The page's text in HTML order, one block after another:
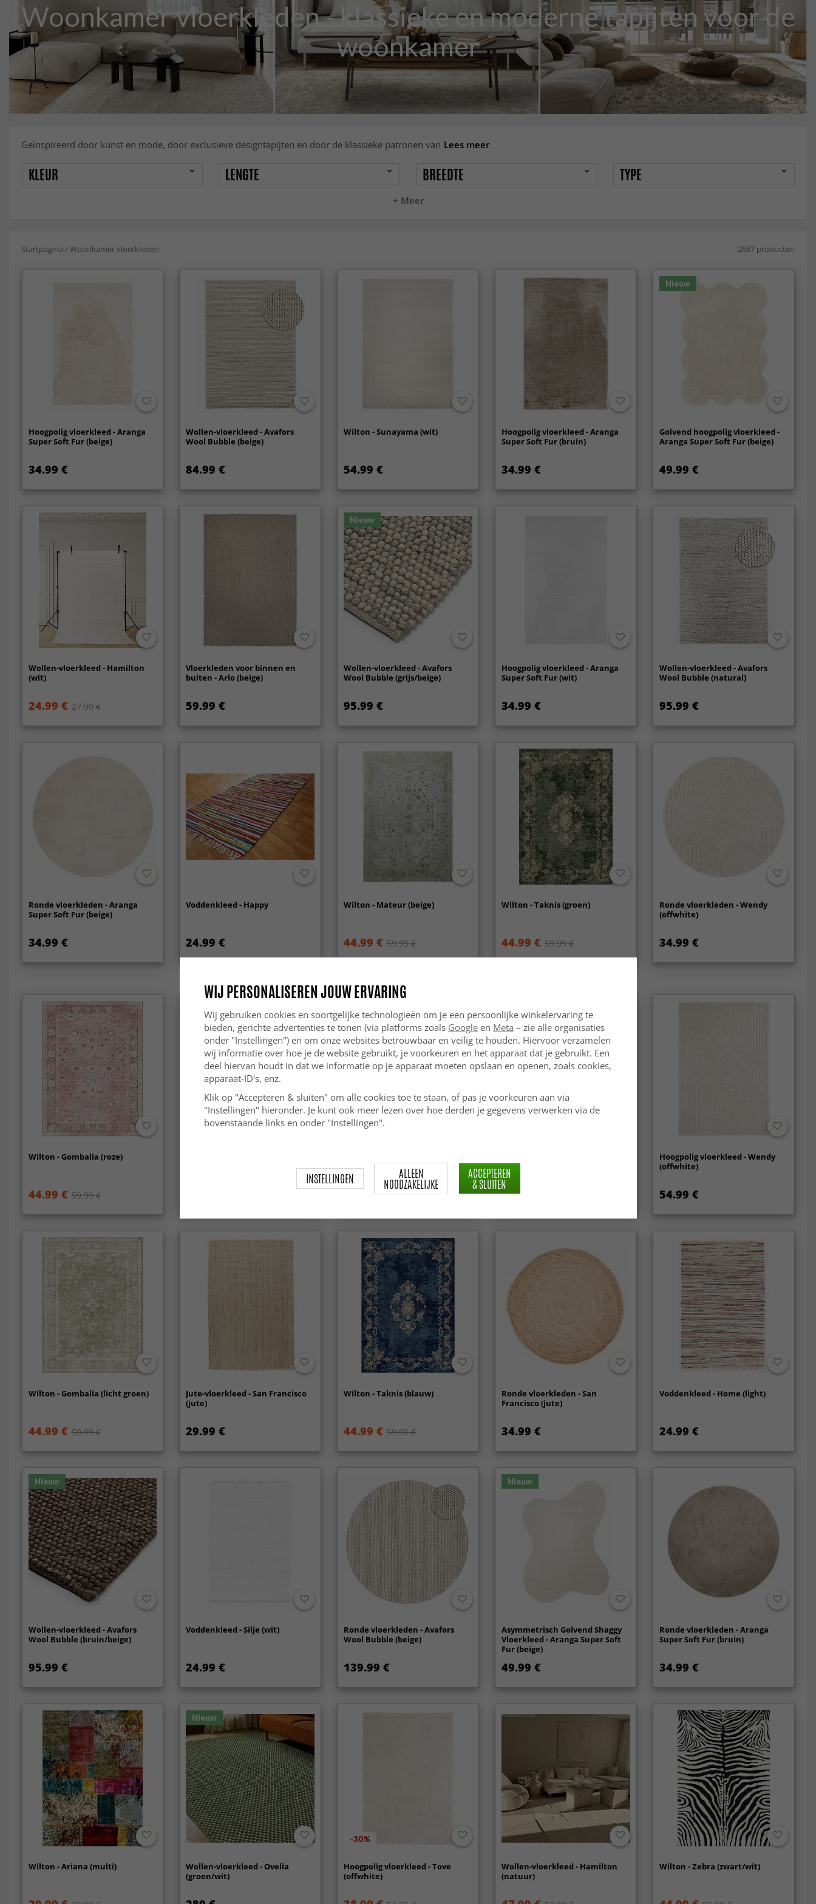
Woonkamer vloerkleden - klassieke en moderne tapijten voor de
woonkamer
Geïnspireerd door kunst en mode, door exclusieve designtapijten en door de klassieke patronen van Lees meer
+ Meer
KLEUR LENGTE BREEDTE TYPE
Startpagina /Woonkamer vloerkleden 2687 producten
Hoogpolig vloerkleed - Aranga
Super Soft Fur (beige)
34.99 €
Wollen-vloerkleed - Avafors
Wool Bubble (beige)
84.99 €
Wilton - Sunayama (wit)
54.99 €
Hoogpolig vloerkleed - Aranga
Super Soft Fur (bruin)
34.99 €
Nieuw
Golvend hoogpolig vloerkleed -
Aranga Super Soft Fur (beige)
49.99 €
Wollen-vloerkleed - Hamilton
(wit)
24.99 € 27.99 €
Vloerkleden voor binnen en
buiten - Arlo (beige)
59.99 €
Nieuw
Wollen-vloerkleed - Avafors
Wool Bubble (grijs/beige)
95.99 €
Hoogpolig vloerkleed - Aranga
Super Soft Fur (wit)
34.99 €
Wollen-vloerkleed - Avafors
Wool Bubble (natural)
95.99 €
Ronde vloerkleden - Aranga
Super Soft Fur (beige)
34.99 €
Voddenkleed - Happy
24.99 €
Wilton - Mateur (beige)
44.99 € 59.99 €
Wilton - Taknis (groen)
44.99 € 59.99 €
Ronde vloerkleden - Wendy
(offwhite)
34.99 €
Wilton - Gombalia (roze)
44.99 € 59.99 € 44.99 € 59.99 €
Super Soft (offwhite)
39.99 €
Hoogpolig vloerkleed - Wendy
(offwhite)
54.99 €
Wilton - Gombalia (licht groen)
44.99 € 59.99 €
Jute-vloerkleed - San Francisco
(jute)
29.99 €
Wilton - Taknis (blauw)
44.99 € 59.99 €
Ronde vloerkleden - San
Francisco (jute)
34.99 €
Voddenkleed - Home (light)
24.99 €
Nieuw
Wollen-vloerkleed - Avafors
Wool Bubble (bruin/beige)
95.99 €
Voddenkleed - Silje (wit)
24.99 €
Ronde vloerkleden - Avafors
Wool Bubble (beige)
139.99 €
Nieuw
Asymmetrisch Golvend Shaggy
Vloerkleed - Aranga Super Soft
Fur (beige)
49.99 €
Ronde vloerkleden - Aranga
Super Soft Fur (bruin)
34.99 €
Wilton - Ariana (multi)
Nieuw
Wollen-vloerkleed - Ovelia
(groen/wit)
-30%
Hoogpolig vloerkleed - Tove
(offwhite)
Wollen-vloerkleed - Hamilton
(natuur)
Wilton - Zebra (zwart/wit)
WIJ PERSONALISEREN JOUW ERVARING
Wij gebruiken cookies en soortgelijke technologieën om je een persoonlijke winkelervaring te
bieden, gerichte advertenties te tonen (via platforms zoals Googleen Meta – zie alle organisaties
onder "Instellingen") en om onze websites betrouwbaar en veilig te houden. Hiervoor verzamelen
wij informatie over hoe je de website gebruikt, je voorkeuren en het apparaat dat je gebruikt. Een
deel hiervan houdt in dat we informatie op je apparaat moeten opslaan en openen, zoals cookies,
apparaat-ID's, enz.
Klik op "Accepteren & sluiten" om alle cookies toe te staan, of pas je voorkeuren aan via
"Instellingen" hieronder. Je kunt ook meer lezen over hoe derden je gegevens verwerken via de
bovenstaande links en onder "Instellingen".
INSTELLINGEN ALLEEN
NOODZAKELIJKE
ACCEPTEREN
& SLUITEN